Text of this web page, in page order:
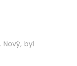
byl